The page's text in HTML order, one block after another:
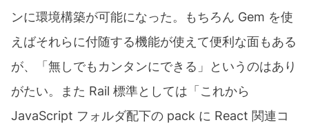
ンに環境構築が可能になった。もちろん Gem を使
えばそれらに付随する機能が使えて便利な面もある
が、「無しでもカンタンにできる」というのはあり
がたい。また Rail 標準としては「これから
JavaScript フォルダ配下の pack に React 関連コ